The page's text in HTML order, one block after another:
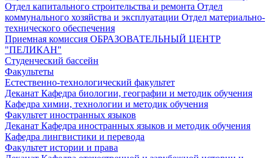
Отдел капитального строительства и ремонта Отдел
коммунального хозяйства и эксплуатации Отдел материально-
технического обеспечения
Приемная комиссия ОБРАЗОВАТЕЛЬНЫЙ ЦЕНТР
"ПЕЛИКАН"
Студенческий бассейн
Факультеты
Естественно-технологический факультет
Деканат Кафедра биологии, географии и методик обучения
Кафедра химии, технологии и методик обучения
Факультет иностранных языков
Деканат Кафедра иностранных языков и методик обучения
Кафедра лингвистики и перевода
Факультет истории и права